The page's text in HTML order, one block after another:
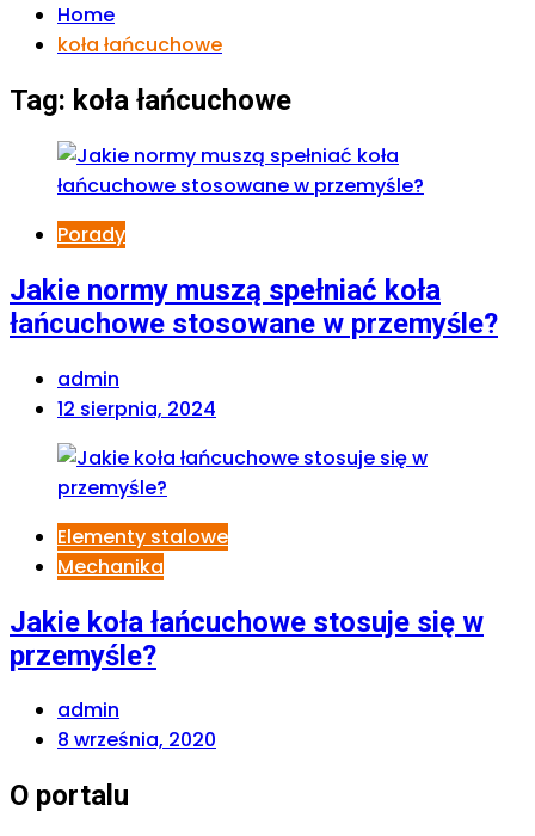
Home
koła łańcuchowe
Tag: koła łańcuchowe
Porady
Jakie normy muszą spełniać koła
łańcuchowe stosowane w przemyśle?
admin
12 sierpnia, 2024
Elementy stalowe
Mechanika
Jakie koła łańcuchowe stosuje się w
przemyśle?
admin
8 września, 2020
O portalu